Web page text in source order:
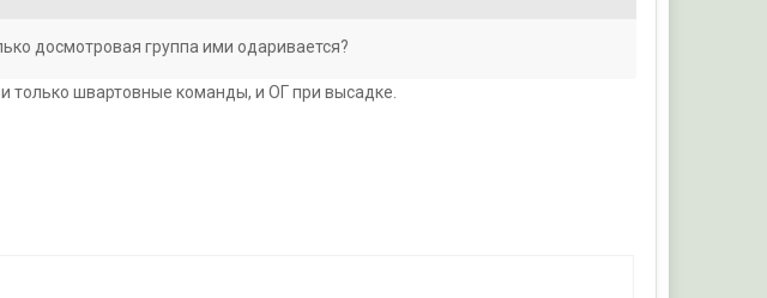
досмотровая группа ими одаривается?
только швартовные команды, и ОГ при высадке.